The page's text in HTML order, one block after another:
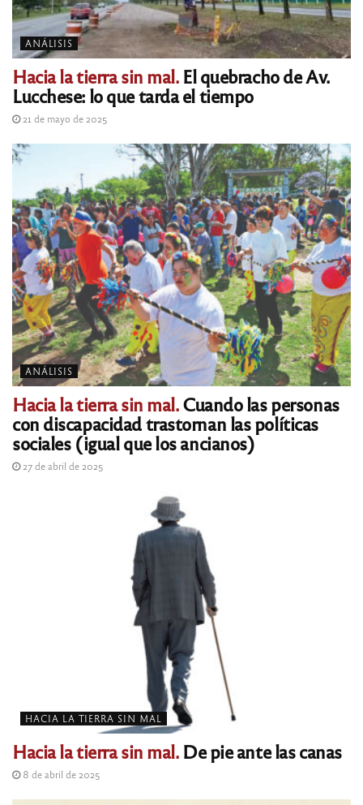
ANÁLISIS
Hacia la tierra sin mal.El quebracho de Av.
Lucchese: lo que tarda el tiempo
21 de mayo de 2025
ANÁLISIS
Hacia la tierra sin mal.Cuando las personas
con discapacidad trastornan las políticas
sociales (igual que los ancianos)
27 de abril de 2025
HACIA LA TIERRA SIN MAL
Hacia la tierra sin mal.De pie ante las canas
8 de abril de 2025